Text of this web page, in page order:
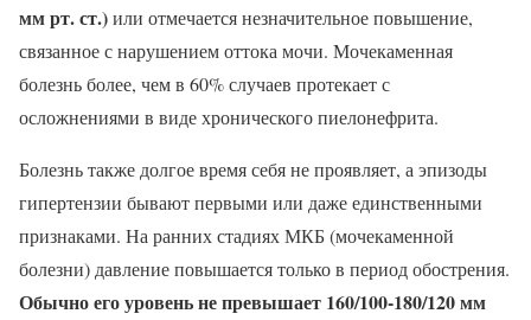
мм рт. ст.)или отмечается незначительное повышение,
связанное с нарушением оттока мочи. Мочекаменная
болезнь более, чем в 60% случаев протекает с
осложнениями в виде хронического пиелонефрита.
Болезнь также долгое время себя не проявляет, а эпизоды
гипертензии бывают первыми или даже единственными
признаками. На ранних стадиях МКБ (мочекаменной
болезни) давление повышается только в период обострения.
Обычно его уровень не превышает 160/100-180/120 мм